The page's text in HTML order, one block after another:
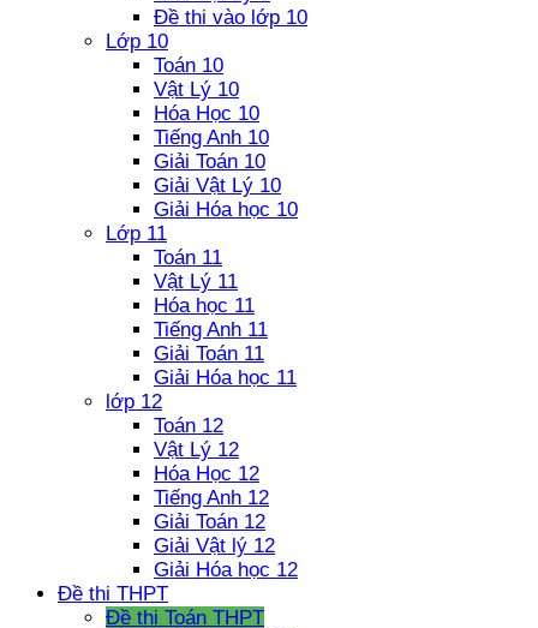
Đề thi vào lớp 10
Lớp 10
Toán 10
Vật Lý 10
Hóa Học 10
Tiếng Anh 10
Giải Toán 10
Giải Vật Lý 10
Giải Hóa học 10
Lớp 11
Toán 11
Vật Lý 11
Hóa học 11
Tiếng Anh 11
Giải Toán 11
Giải Hóa học 11
lớp 12
Toán 12
Vật Lý 12
Hóa Học 12
Tiếng Anh 12
Giải Toán 12
Giải Vật lý 12
Giải Hóa học 12
Đề thi THPT
Đề thi Toán THPT